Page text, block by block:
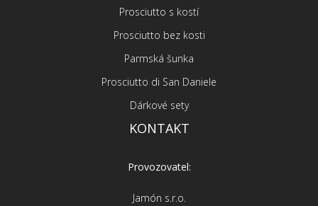
Prosciutto s kostí
Prosciutto bez kosti
Parmská šunka
Prosciutto di San Daniele
Dárkové sety
KONTAKT
Provozovatel:
Jamón s.r.o.